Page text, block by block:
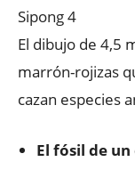
Sipong 4
El dibujo de 4,5
marrón-rojizas
cazan especies
El fósil de